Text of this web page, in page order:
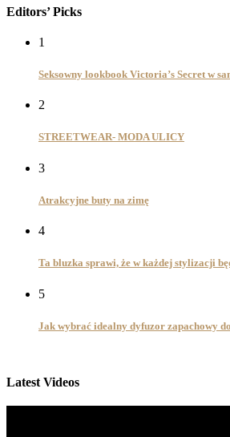
Editors’ Picks
1
Seksowny lookbook Victoria’s Secret w
2
STREETWEAR- MODA ULICY
3
Atrakcyjne buty na zimę
4
Ta bluzka sprawi, że w każdej stylizacji
5
Jak wybrać idealny dyfuzor zapachowy
Latest Videos